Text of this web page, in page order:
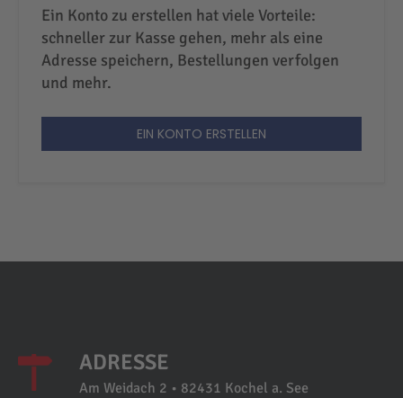
Ein Konto zu erstellen hat viele Vorteile:
schneller zur Kasse gehen, mehr als eine
Adresse speichern, Bestellungen verfolgen
und mehr.
EIN KONTO ERSTELLEN
ADRESSE
Am Weidach 2 • 82431 Kochel a. See